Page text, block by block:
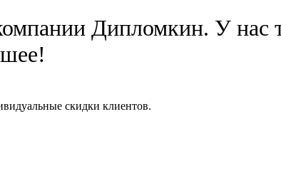
Дипломкин. У нас
скидки клиентов.